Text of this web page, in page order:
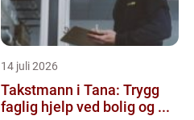
14 juli 2026
Takstmann i Tana: Trygg
faglig hjelp ved bolig og ...